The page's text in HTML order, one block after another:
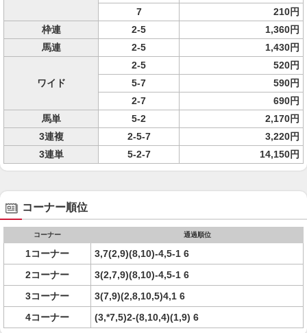
7
210円
枠連
2-5
1,360円
馬連
2-5 1,430円
ワイド
2-5
520円
5-7
590円
2-7
690円
馬単
5-2
2,170円
3連複
2-5-7
3,220円
3連単
5-2-7 14,150円
コーナー順位
コーナー 通過順位
1コーナー
3,7(2,9)(8,10)-4,5-1 6
2コーナー
3(2,7,9)(8,10)-4,5-1 6
3コーナー
3(7,9)(2,8,10,5)4,1 6
4コーナー
(3,*7,5)2-(8,10,4)(1,9) 6